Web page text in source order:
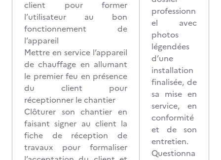
client pour former
l’utilisateur au bon
fonctionnement de
l’appareil
Mettre en service l’appareil
de chauffage en allumant
le premier feu en présence
du client pour
réceptionner le chantier
Clôturer son chantier en
faisant signer au client la
fiche de réception de
travaux pour formaliser
professionn
el avec
photos
légendées
d’une
installation
finalisée, de
sa mise en
service, en
conformité
et de son
entretien.
Questionna